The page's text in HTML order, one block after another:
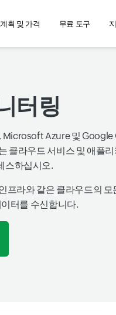
계획 및 가격 무료 도구
터링
Microsoft Azure 및 Google
클라우드 서비스 및 애플
스하십시오.
프라와 같은 클라우드의 모
터를 수신합니다.